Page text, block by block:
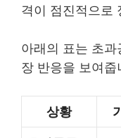
격이 점진적으로
아래의 표는 초
장 반응을 보여줍
상황